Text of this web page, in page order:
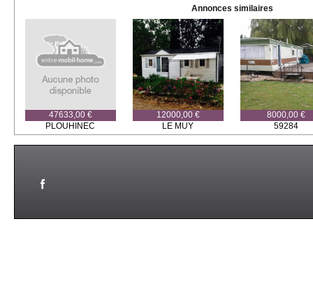
Annonces similaires
47633,00 €
PLOUHINEC
12000,00 €
LE MUY
8000,00 €
59284